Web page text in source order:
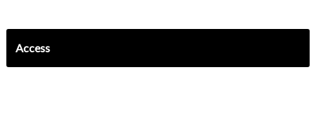
Access